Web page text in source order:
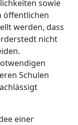
sowie
öffentlichen
werden, dass
nicht
Schulen
einer